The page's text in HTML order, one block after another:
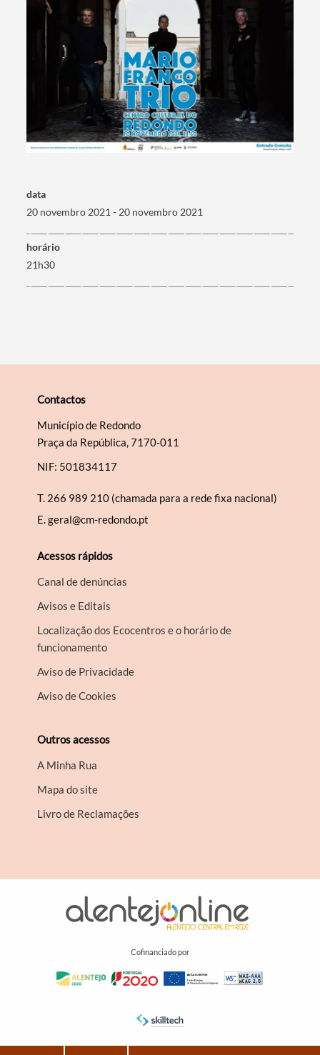
Termo de Pesquisa
Categorias gerais
data
20 novembro 2021 - 20 novembro 2021
horário
21h30
Contactos
Município de Redondo
Praça da República, 7170-011
NIF: 501834117
T. 266 989 210 (chamada para a rede fixa nacional)
E.geral@cm-redondo.pt
Acessos rápidos
Canal de denúncias
Avisos e Editais
Localização dos Ecocentros e o horário de
funcionamento
Aviso de Privacidade
Aviso de Cookies
Outros acessos
A Minha Rua
Mapa do site
Livro de Reclamações
Cofinanciado por